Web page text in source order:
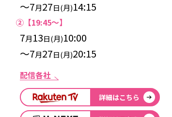
～7月27日(月)14:15
②【19:45～】
7月13日(月)10:00
～7月27日(月)20:15
配信各社
詳細はこちら